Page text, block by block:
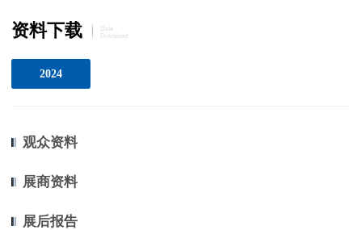
资料下载
Data
Download
2024
观众资料
展商资料
展后报告